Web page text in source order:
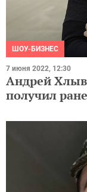
ШОУ-БИЗНЕС
7 июня 2022, 12:30
Андрей
получил